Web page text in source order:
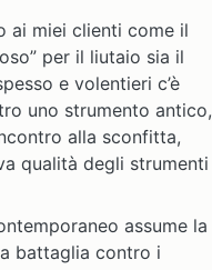
ai miei clienti come il
per il liutaio sia il
e volentieri c’è
uno strumento antico,
alla sconfitta,
qualità degli strumenti
assume la
battaglia contro i